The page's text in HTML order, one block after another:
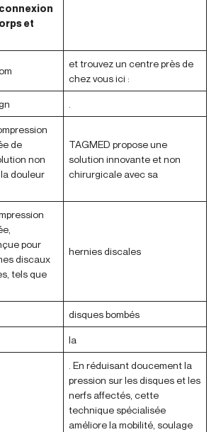
et
et trouvez un centre près de
chez vous ici :
de
non
douleur
TAGMED propose une
solution innovante et non
chirurgicale avec sa
pour
discaux
tels que
hernies discales
disques bombés
la
. En réduisant doucement la
pression sur les disques et les
nerfs affectés, cette
technique spécialisée
améliore la mobilité, soulage